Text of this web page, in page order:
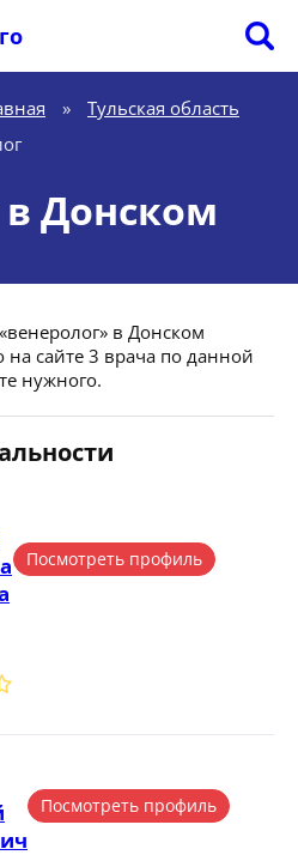
»
Тульская область
Донском
в Донском
на сайте 3 врача по данной
нужного.
Посмотреть профиль
Посмотреть профиль